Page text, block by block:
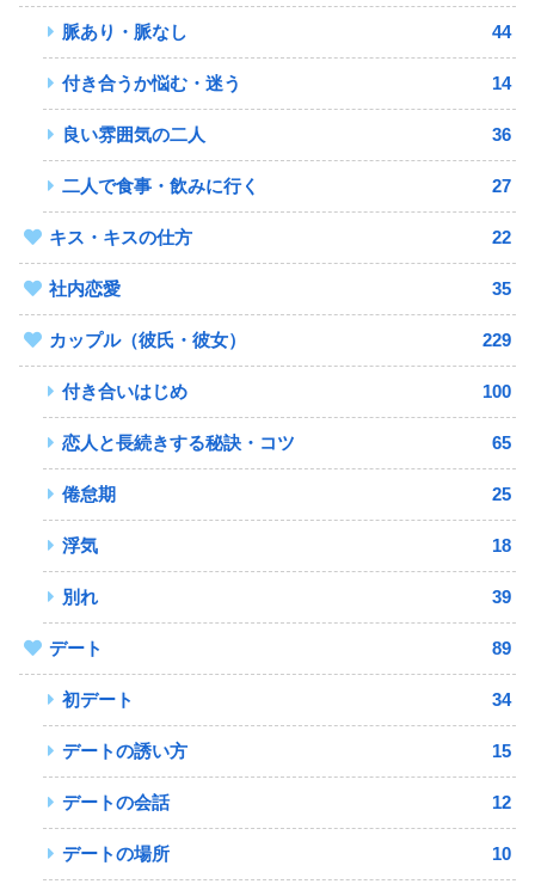
脈あり・脈なし 44
付き合うか悩む・迷う 14
良い雰囲気の二人 36
二人で食事・飲みに行く 27
キス・キスの仕方 22
社内恋愛 35
カップル（彼氏・彼女） 229
付き合いはじめ 100
恋人と長続きする秘訣・コツ 65
倦怠期 25
浮気 18
別れ 39
デート 89
初デート 34
デートの誘い方 15
デートの会話 12
デートの場所 10